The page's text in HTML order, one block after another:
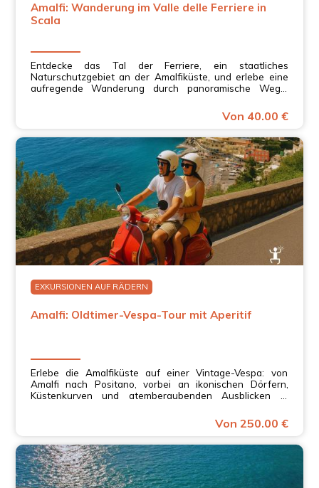
Amalfi: Wanderung im Valle delle Ferriere in
Scala
Entdecke das Tal der Ferriere, ein staatliches
Naturschutzgebiet an der Amalfiküste, und erlebe eine
aufregende Wanderung durch panoramische Wege,
Von 40.00 €
EXKURSIONEN AUF RÄDERN
Amalfi: Oldtimer-Vespa-Tour mit Aperitif
Erlebe die Amalfiküste auf einer Vintage-Vespa: von
Amalfi nach Positano, vorbei an ikonischen Dörfern,
Küstenkurven und atemberaubenden Ausblicken in
Von 250.00 €